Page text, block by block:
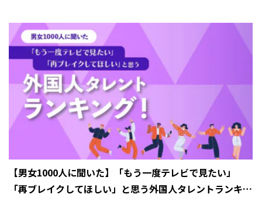
【男女1000人に聞いた】「もう一度テレビで見たい」
「再ブレイクしてほしい」と思う外国人タレントランキン